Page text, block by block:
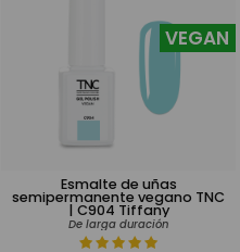
Esmalte de uñas
semipermanente vegano TNC
| C904 Tiffany
De larga duración
VEGAN